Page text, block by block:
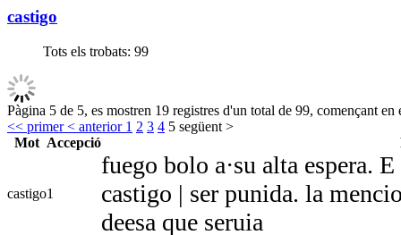
castigo
Tots els trobats: 99
Pàgina 5 de 5, es mostren 19 registres d'un total de 99, començant
<< primer< anterior 1 2 3 4 5 següent >
Mot Accepció
castigo1
fuego bolo a·su alta espera.
castigo | ser punida. la
deesa que seruia